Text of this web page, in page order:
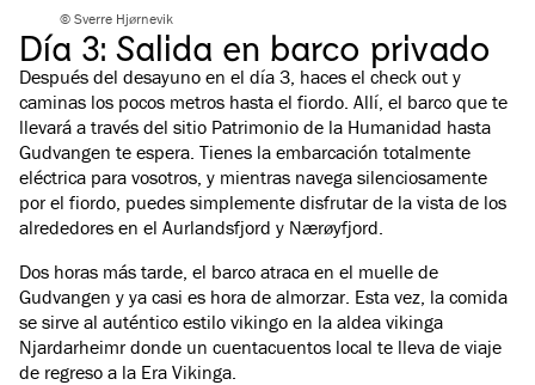
© Sverre Hjørnevik
Día 3: Salida en barco privado
Después del desayuno en el día 3, haces el check out y
caminas los pocos metros hasta el fiordo. Allí, el barco que te
llevará a través del sitio Patrimonio de la Humanidad hasta
Gudvangen te espera. Tienes la embarcación totalmente
eléctrica para vosotros, y mientras navega silenciosamente
por el fiordo, puedes simplemente disfrutar de la vista de los
alrededores en el Aurlandsfjord y Nærøyfjord.
Dos horas más tarde, el barco atraca en el muelle de
Gudvangen y ya casi es hora de almorzar. Esta vez, la comida
se sirve al auténtico estilo vikingo en la aldea vikinga
Njardarheimr donde un cuentacuentos local te lleva de viaje
de regreso a la Era Vikinga.